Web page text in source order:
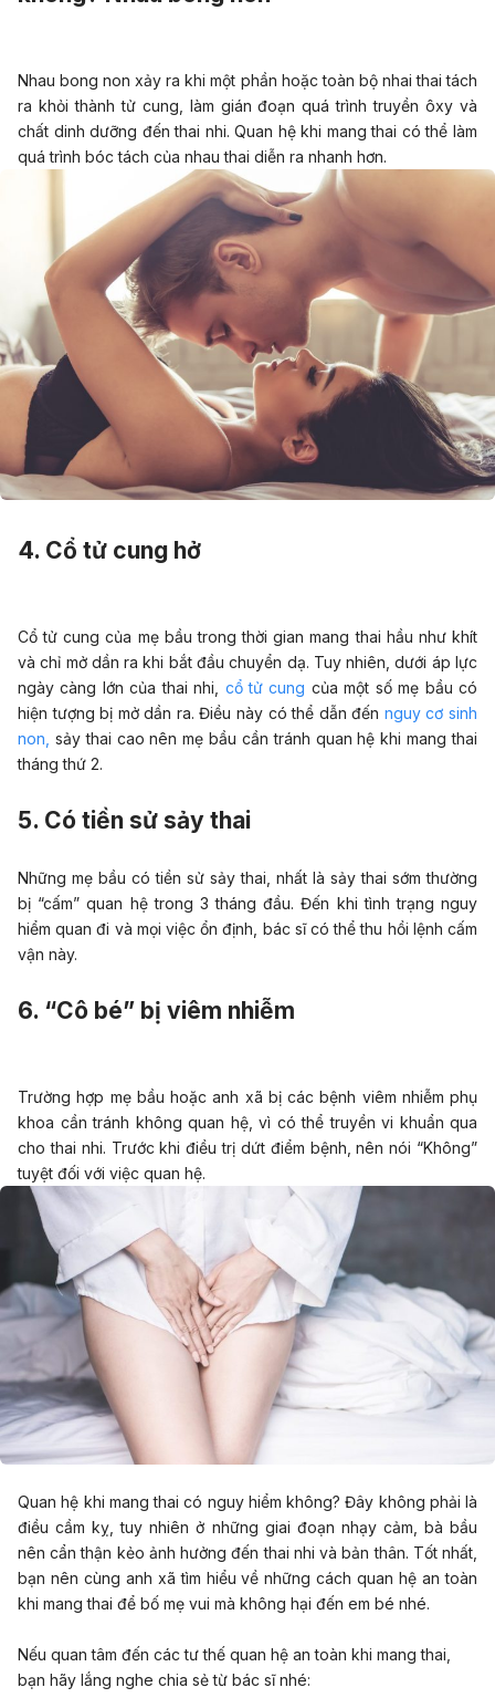
Nhau bong non xảy ra khi một phần hoặc toàn bộ nhai thai tách
ra khỏi thành tử cung, làm gián đoạn quá trình truyền ôxy và
chất dinh dưỡng đến thai nhi. Quan hệ khi mang thai có thể làm
quá trình bóc tách của nhau thai diễn ra nhanh hơn.
4. Cổ tử cung hở
Cổ tử cung của mẹ bầu trong thời gian mang thai hầu như khít
và chỉ mở dần ra khi bắt đầu chuyển dạ. Tuy nhiên, dưới áp lực
ngày càng lớn của thai nhi, cổ tử cung của một số mẹ bầu có
hiện tượng bị mở dần ra. Điều này có thể dẫn đến nguy cơ sinh
non, sảy thai cao nên mẹ bầu cần tránh quan hệ khi mang thai
tháng thứ 2.
5. Có tiền sử sảy thai
Những mẹ bầu có tiền sử sảy thai, nhất là sảy thai sớm thường
bị “cấm” quan hệ trong 3 tháng đầu. Đến khi tình trạng nguy
hiểm quan đi và mọi việc ổn định, bác sĩ có thể thu hồi lệnh cấm
vận này.
6. “Cô bé” bị viêm nhiễm
Trường hợp mẹ bầu hoặc anh xã bị các bệnh viêm nhiễm phụ
khoa cần tránh không quan hệ, vì có thể truyền vi khuẩn qua
cho thai nhi. Trước khi điều trị dứt điểm bệnh, nên nói “Không”
tuyệt đối với việc quan hệ.
Quan hệ khi mang thai có nguy hiểm không? Đây không phải là
điều cầm kỵ, tuy nhiên ở những giai đoạn nhạy cảm, bà bầu
nên cẩn thận kẻo ảnh hưởng đến thai nhi và bản thân. Tốt nhất,
bạn nên cùng anh xã tìm hiểu về những cách quan hệ an toàn
khi mang thai để bố mẹ vui mà không hại đến em bé nhé.
Nếu quan tâm đến các tư thế quan hệ an toàn khi mang thai,
bạn hãy lắng nghe chia sẻ từ bác sĩ nhé: